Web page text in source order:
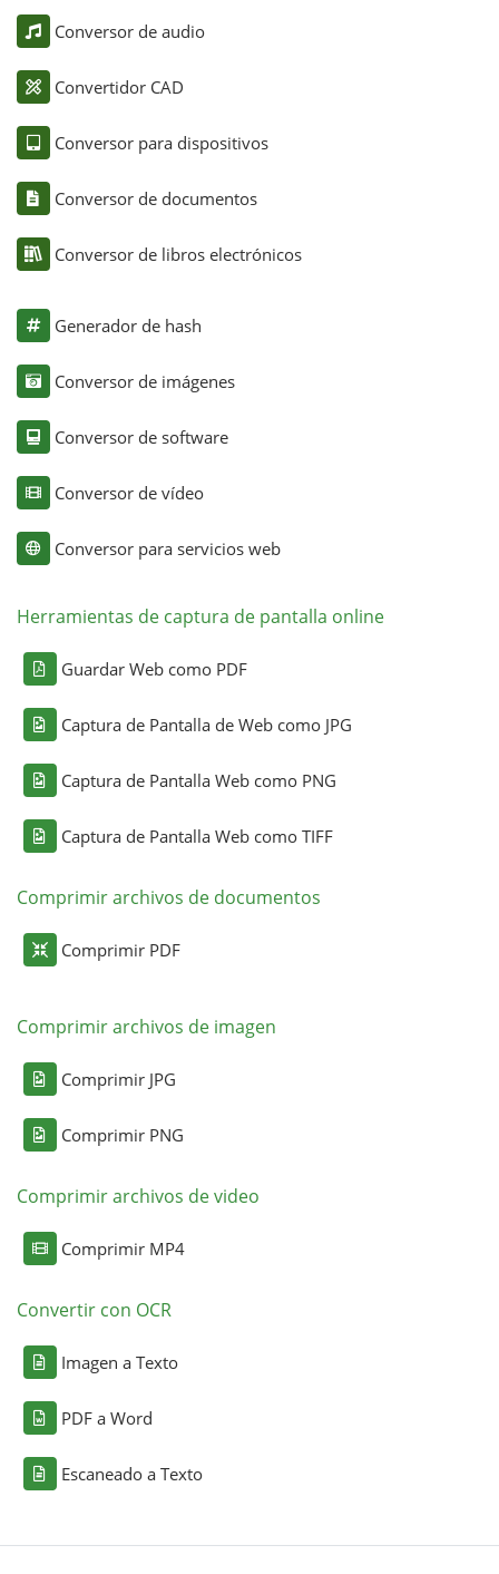
Conversor de audio
Convertidor CAD
Conversor para dispositivos
Conversor de documentos
Conversor de libros electrónicos
Generador de hash
Conversor de imágenes
Conversor de software
Conversor de vídeo
Conversor para servicios web
Herramientas de captura de pantalla online
Guardar Web como PDF
Captura de Pantalla de Web como JPG
Captura de Pantalla Web como PNG
Captura de Pantalla Web como TIFF
Comprimir archivos de documentos
Comprimir PDF
Comprimir archivos de imagen
Comprimir JPG
Comprimir PNG
Comprimir archivos de video
Comprimir MP4
Convertir con OCR
Imagen a Texto
PDF a Word
Escaneado a Texto